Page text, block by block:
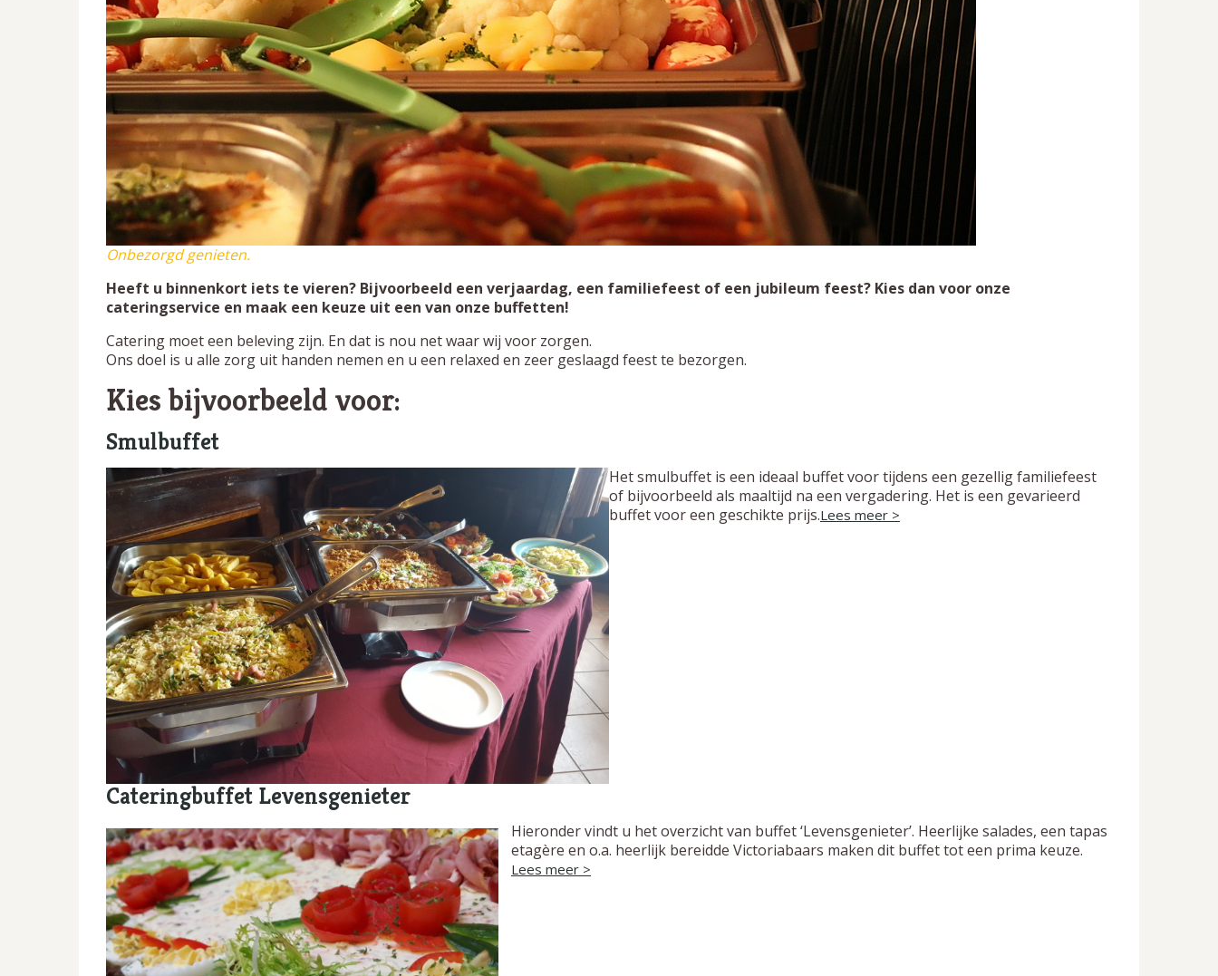
Onbezorgd genieten.
Heeft u binnenkort iets te vieren? Bijvoorbeeld een verjaardag, een familiefeest of een jubileum feest? Kies dan voor onze
cateringservice en maak een keuze uit een van onze buffetten!
Catering moet een beleving zijn. En dat is nou net waar wij voor zorgen.
Ons doel is u alle zorg uit handen nemen en u een relaxed en zeer geslaagd feest te bezorgen.
Kies bijvoorbeeld voor:
Smulbuffet
Het smulbuffet is een ideaal buffet voor tijdens een gezellig familiefeest
of bijvoorbeeld als maaltijd na een vergadering. Het is een gevarieerd
buffet voor een geschikte prijs.Lees meer >
Cateringbuffet Levensgenieter
Hieronder vindt u het overzicht van buffet ‘Levensgenieter’. Heerlijke salades, een tapas
etagère en o.a. heerlijk bereidde Victoriabaars maken dit buffet tot een prima keuze.
Lees meer >